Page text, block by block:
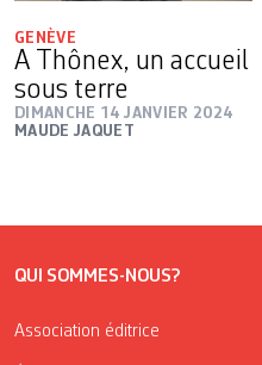
GENÈVE
A Thônex, un accueil
sous terre
DIMANCHE 14 JANVIER 2024
MAUDE JAQUET
QUI SOMMES-NOUS?
Association éditrice